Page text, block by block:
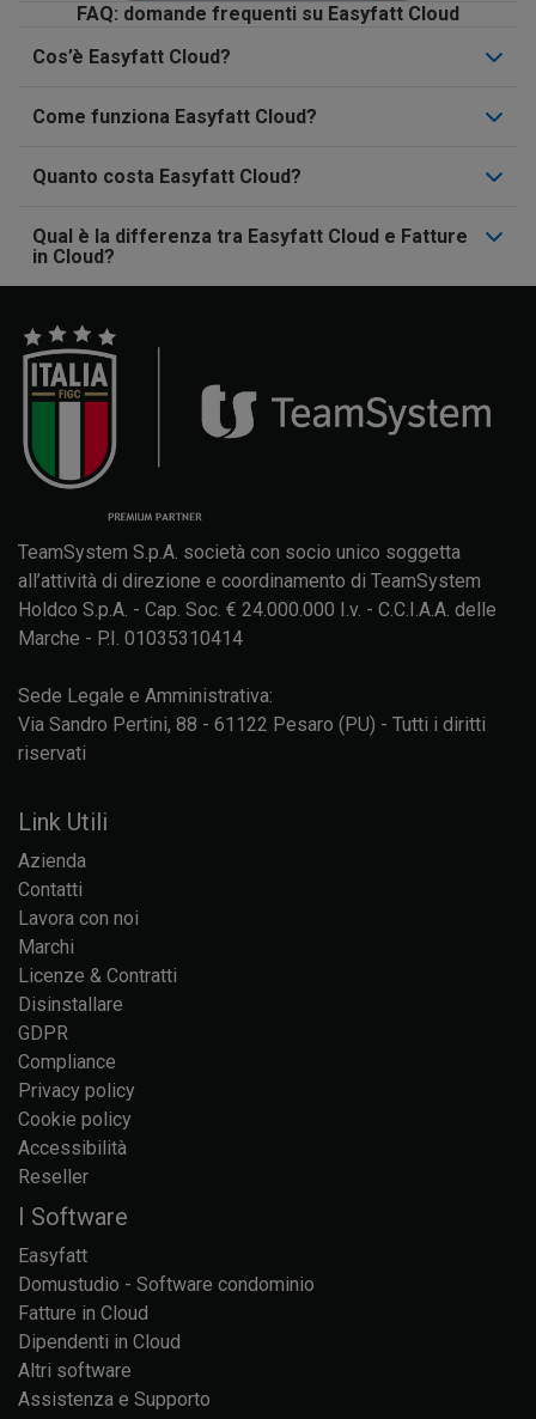
FAQ: domande frequenti su Easyfatt Cloud
Cos’è Easyfatt Cloud?
Come funziona Easyfatt Cloud?
Quanto costa Easyfatt Cloud?
Qual è la differenza tra Easyfatt Cloud e Fatture
in Cloud?
TeamSystem S.p.A. società con socio unico soggetta
all’attività di direzione e coordinamento di TeamSystem
Holdco S.p.A. - Cap. Soc. € 24.000.000 I.v. - C.C.I.A.A. delle
Marche - P.I. 01035310414
Sede Legale e Amministrativa:
Via Sandro Pertini, 88 - 61122 Pesaro (PU) - Tutti i diritti
riservati
Link Utili
Azienda
Contatti
Lavora con noi
Marchi
Licenze & Contratti
Disinstallare
GDPR
Compliance
Privacy policy
Cookie policy
Accessibilità
Reseller
I Software
Easyfatt
Domustudio - Software condominio
Fatture in Cloud
Dipendenti in Cloud
Altri software
Assistenza e Supporto